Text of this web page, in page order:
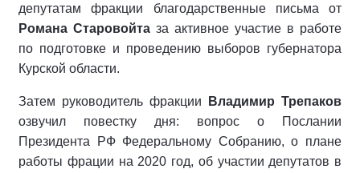
депутатам фракции благодарственные письма от
Романа Старовойта за активное участие в работе
по подготовке и проведению выборов губернатора
Курской области.
Затем руководитель фракции
Владимир Трепаков
озвучил повестку дня: вопрос о Послании
Президента РФ Федеральному Собранию, о плане
работы фрации на 2020 год, об участии депутатов в